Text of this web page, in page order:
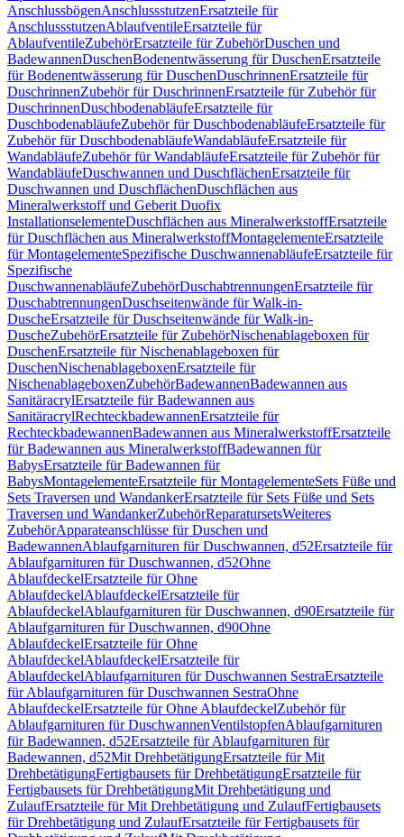
AnschlussbögenAnschlussstutzenErsatzteile für
AnschlussstutzenAblaufventileErsatzteile für
AblaufventileZubehörErsatzteile für ZubehörDuschen und
BadewannenDuschenBodenentwässerung für DuschenErsatzteile
für Bodenentwässerung für DuschenDuschrinnenErsatzteile für
DuschrinnenZubehör für DuschrinnenErsatzteile für Zubehör für
DuschrinnenDuschbodenabläufeErsatzteile für
DuschbodenabläufeZubehör für DuschbodenabläufeErsatzteile für
Zubehör für DuschbodenabläufeWandabläufeErsatzteile für
WandabläufeZubehör für WandabläufeErsatzteile für Zubehör für
WandabläufeDuschwannen und DuschflächenErsatzteile für
Duschwannen und DuschflächenDuschflächen aus
Mineralwerkstoff und Geberit Duofix
InstallationselementeDuschflächen aus MineralwerkstoffErsatzteile
für Duschflächen aus MineralwerkstoffMontagelementeErsatzteile
für MontagelementeSpezifische DuschwannenabläufeErsatzteile für
Spezifische
DuschwannenabläufeZubehörDuschabtrennungenErsatzteile für
DuschabtrennungenDuschseitenwände für Walk-in-
DuscheErsatzteile für Duschseitenwände für Walk-in-
DuscheZubehörErsatzteile für ZubehörNischenablageboxen für
DuschenErsatzteile für Nischenablageboxen für
DuschenNischenablageboxenErsatzteile für
NischenablageboxenZubehörBadewannenBadewannen aus
SanitäracrylErsatzteile für Badewannen aus
SanitäracrylRechteckbadewannenErsatzteile für
RechteckbadewannenBadewannen aus MineralwerkstoffErsatzteile
für Badewannen aus MineralwerkstoffBadewannen für
BabysErsatzteile für Badewannen für
BabysMontagelementeErsatzteile für MontagelementeSets Füße und
Sets Traversen und WandankerErsatzteile für Sets Füße und Sets
Traversen und WandankerZubehörReparatursetsWeiteres
ZubehörApparateanschlüsse für Duschen und
BadewannenAblaufgarnituren für Duschwannen, d52Ersatzteile für
Ablaufgarnituren für Duschwannen, d52Ohne
AblaufdeckelErsatzteile für Ohne
AblaufdeckelAblaufdeckelErsatzteile für
AblaufdeckelAblaufgarnituren für Duschwannen, d90Ersatzteile für
Ablaufgarnituren für Duschwannen, d90Ohne
AblaufdeckelErsatzteile für Ohne
AblaufdeckelAblaufdeckelErsatzteile für
AblaufdeckelAblaufgarnituren für Duschwannen SestraErsatzteile
für Ablaufgarnituren für Duschwannen SestraOhne
AblaufdeckelErsatzteile für Ohne AblaufdeckelZubehör für
Ablaufgarnituren für DuschwannenVentilstopfenAblaufgarnituren
für Badewannen, d52Ersatzteile für Ablaufgarnituren für
Badewannen, d52Mit DrehbetätigungErsatzteile für Mit
DrehbetätigungFertigbausets für DrehbetätigungErsatzteile für
Fertigbausets für DrehbetätigungMit Drehbetätigung und
ZulaufErsatzteile für Mit Drehbetätigung und ZulaufFertigbausets
für Drehbetätigung und ZulaufErsatzteile für Fertigbausets für